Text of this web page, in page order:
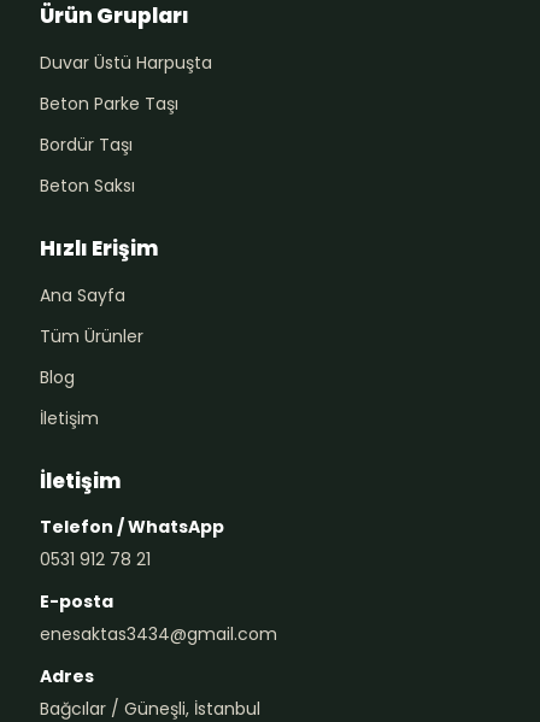
Ürün Grupları
Duvar Üstü Harpuşta
Beton Parke Taşı
Bordür Taşı
Beton Saksı
Hızlı Erişim
Ana Sayfa
Tüm Ürünler
Blog
İletişim
İletişim
Telefon / WhatsApp
0531 912 78 21
E-posta
enesaktas3434@gmail.com
Adres
Bağcılar / Güneşli, İstanbul